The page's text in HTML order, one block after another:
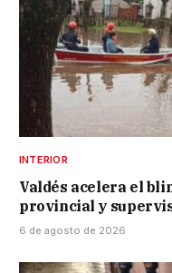
INTERIOR
Valdés acelera el
provincial y
6 de agosto de 2026